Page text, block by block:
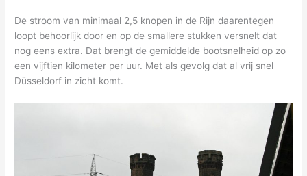
De stroom van minimaal 2,5 knopen in de Rijn daarentegen
loopt behoorlijk door en op de smallere stukken versnelt dat
nog eens extra. Dat brengt de gemiddelde bootsnelheid op zo
een vijftien kilometer per uur. Met als gevolg dat al vrij snel
Düsseldorf in zicht komt.